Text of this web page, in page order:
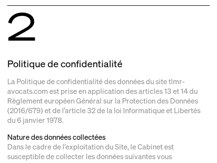
2
Politique de confidentialité
La Politique de confidentialité des données du site tlmr-
avocats.com est prise en application des articles 13 et 14 du
Règlement européen Général sur la Protection des Données
(2016/679) et de l’article 32 de la loi Informatique et Libertés
du 6 janvier 1978.
Nature des données collectées
Dans le cadre de l’exploitation du Site, le Cabinet est
susceptible de collecter les données suivantes vous